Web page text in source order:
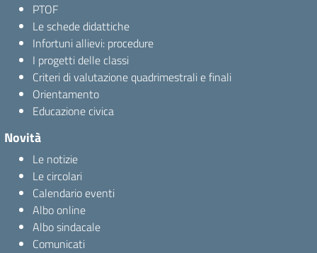
PTOF
Le schede didattiche
Infortuni allievi: procedure
I progetti delle classi
Criteri di valutazione quadrimestrali e finali
Orientamento
Educazione civica
Novità
Le notizie
Le circolari
Calendario eventi
Albo online
Albo sindacale
Comunicati